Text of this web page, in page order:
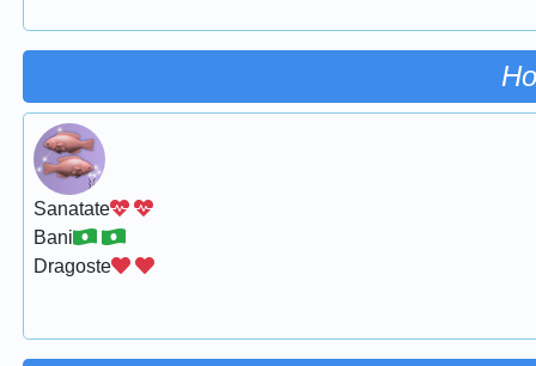
Sanatate
Bani
Dragoste